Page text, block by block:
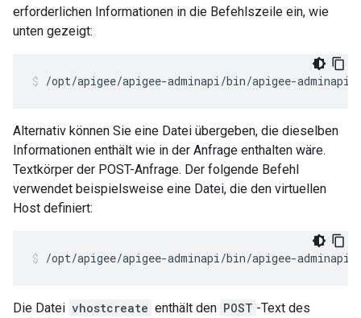
erforderlichen Informationen in die Befehlszeile ein, wie
unten gezeigt:
/opt/apigee/apigee-adminapi/bin/apigee-
Alternativ können Sie eine Datei übergeben, die dieselben
Informationen enthält wie in der Anfrage enthalten wäre.
Textkörper der POST-Anfrage. Der folgende Befehl
verwendet beispielsweise eine Datei, die den virtuellen
Host definiert:
/opt/apigee/apigee-adminapi/bin/apigee-
Die Datei vhostcreate enthält den POST -Text des